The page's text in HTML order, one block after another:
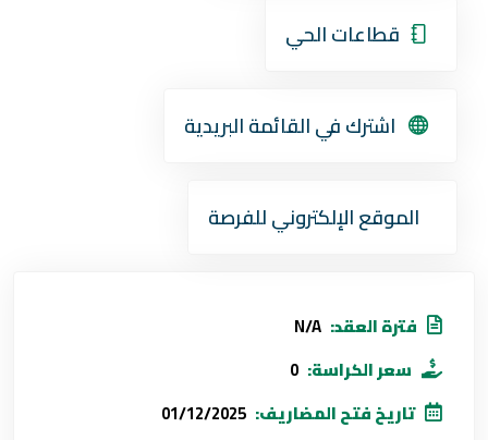
قطاعات الحي
اشترك في القائمة البريدية
الموقع الإلكتروني للفرصة
فترة العقد:
سعر الكراسة:
تاريخ فتح المضاريف: